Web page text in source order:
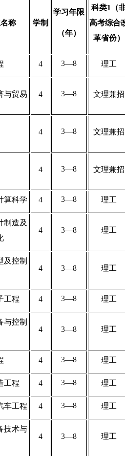
称 学制
学习年限
（年）
科类1 （
高考综合
革省份）
4 3—8 理工
与贸易 4 3—8 文理兼招
4 3—8 文理兼招
4 3—8 文理兼招
算科学 4 3—8 理工
制造及
4 3—8 理工
及控制
4 3—8 理工
工程 4 3—8 理工
与控制
4 3—8 理工
4 3—8 理工
工程 4 3—8 理工
车工程 4 3—8 理工
技术与
4 3—8 理工